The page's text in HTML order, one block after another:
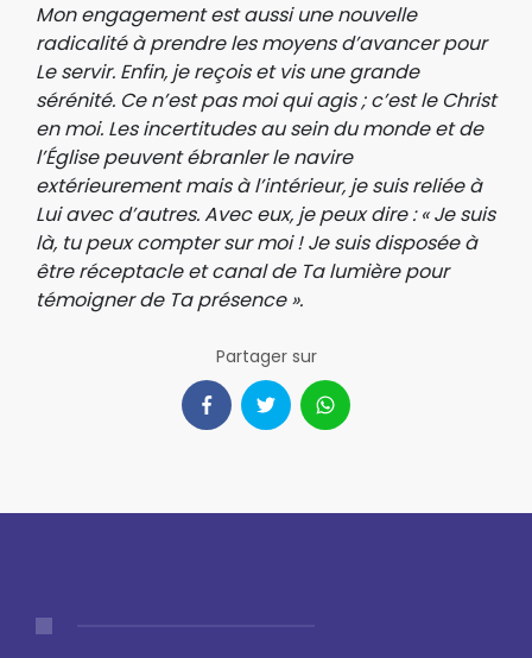
Mon engagement est aussi une nouvelle
radicalité à prendre les moyens d’avancer pour
Le servir. Enfin, je reçois et vis une grande
sérénité. Ce n’est pas moi qui agis ; c’est le Christ
en moi. Les incertitudes au sein du monde et de
l’Église peuvent ébranler le navire
extérieurement mais à l’intérieur, je suis reliée à
Lui avec d’autres. Avec eux, je peux dire : « Je suis
là, tu peux compter sur moi ! Je suis disposée à
être réceptacle et canal de Ta lumière pour
témoigner de Ta présence ».
Partager sur